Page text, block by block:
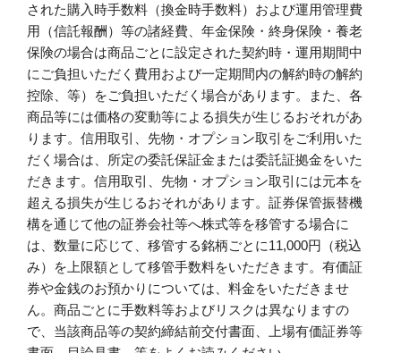
された購入時手数料（換金時手数料）および運用管理費
用（信託報酬）等の諸経費、年金保険・終身保険・養老
保険の場合は商品ごとに設定された契約時・運用期間中
にご負担いただく費用および一定期間内の解約時の解約
控除、等）をご負担いただく場合があります。また、各
商品等には価格の変動等による損失が生じるおそれがあ
ります。信用取引、先物・オプション取引をご利用いた
だく場合は、所定の委託保証金または委託証拠金をいた
だきます。信用取引、先物・オプション取引には元本を
超える損失が生じるおそれがあります。証券保管振替機
構を通じて他の証券会社等へ株式等を移管する場合に
は、数量に応じて、移管する銘柄ごとに11,000円（税込
み）を上限額として移管手数料をいただきます。有価証
券や金銭のお預かりについては、料金をいただきませ
ん。商品ごとに手数料等およびリスクは異なりますの
で、当該商品等の契約締結前交付書面、上場有価証券等